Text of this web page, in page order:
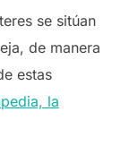
se sitúan
de manera
estas
la